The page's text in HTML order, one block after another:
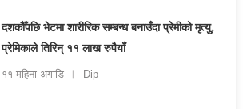
दशकौँपछि भेटमा शारीरिक सम्बन्ध बनाउँदा प्रेमीको मृत्यु,
प्रेमिकाले तिरिन् ११ लाख रुपैयाँ
११ महिना अगाडि Dip